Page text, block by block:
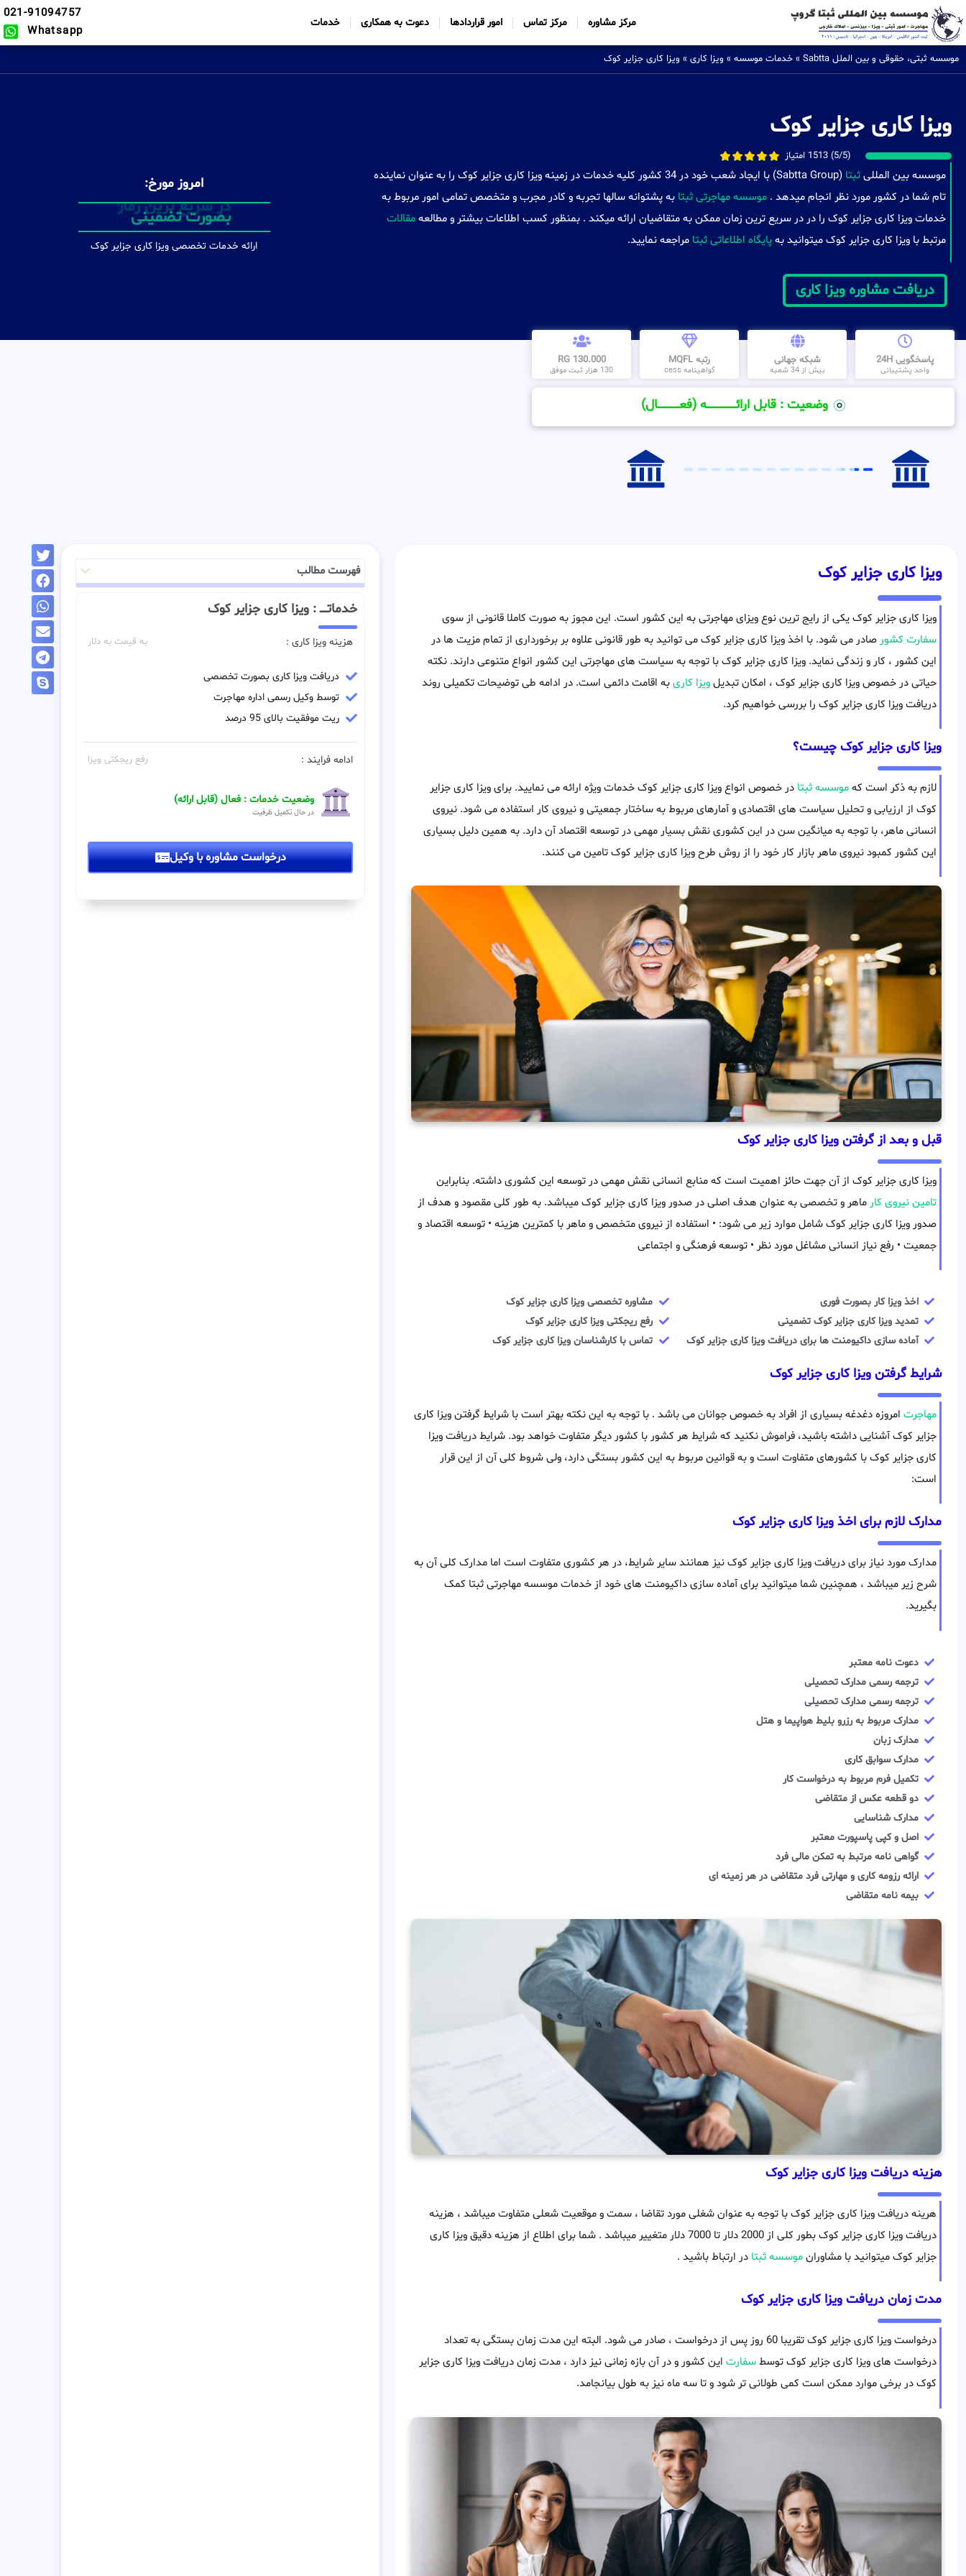
مرکز مشاوره مرکز تماس امور قراردادها دعوت به همکاری خدمات
021-91094757
Whatsapp
موسسه ثبتی، حقوقی و بین الملل Sabtta » خدمات موسسه » ویزا کاری » ویزا کاری جزایر کوک
ویزا کاری جزایر کوک
(5/5) 1513 امتیاز
موسسه بین المللیثبتا
(Sabtta Group) با ایجاد شعب خود در 34 کشور کلیه خدمات در زمینه ویزا کاری جزایر کوک را به عنوان نماینده
تام شما در کشور مورد نظر انجام میدهد . موسسه مهاجرتی ثبتا به پشتوانه سالها تجربه و کادر مجرب و متخصص تمامی امور مربوط به
خدمات ویزا کاری جزایر کوک را در در سریع ترین زمان ممکن به متقاضیان ارائه میکند . بمنظور کسب اطلاعات بیشتر و مطالعهمقالات
مرتبط با ویزا کاری جزایر کوک میتوانید بهپایگاه اطلاعاتی ثبتا مراجعه نمایید.
دریافت مشاوره ویزا کاری
امروز مورخ:
در سریع ترین زمان ممکن
ارائه خدمات تخصصی ویزا کاری جزایر کوک
پاسخگویی 24H
واحد پشتیبانی
شبکه جهانی
بیش از 34 شعبه
رتبه MQFL
گواهینامه cess
130.000 RG
130 هزار ثبت موفق
وضعیت : قابل ارائــــــــــــــــــــه (فعـــــــــــــــال)
ویزا کاری جزایر کوک
ویزا کاری جزایر کوک یکی از رایج ترین نوع ویزای مهاجرتی به این کشور است. این مجوز به صورت کاملا قانونی از سوی
سفارت کشور صادر می شود. با اخذ ویزا کاری جزایر کوک می توانید به طور قانونی علاوه بر برخورداری از تمام مزیت ها در
این کشور ، کار و زندگی نماید. ویزا کاری جزایر کوک با توجه به سیاست های مهاجرتی این کشور انواع متنوعی دارند. نکته
حیاتی در خصوص ویزا کاری جزایر کوک ، امکان تبدیلویزا کاریبه اقامت دائمی است. در ادامه طی توضیحات تکمیلی روند
دریافت ویزا کاری جزایر کوک را بررسی خواهیم کرد.
ویزا کاری جزایر کوک چیست؟
لازم به ذکر است کهموسسه ثبتا در خصوص انواع ویزا کاری جزایر کوک خدمات ویژه ارائه می نمایید. برای ویزا کاری جزایر
کوک از ارزیابی و تحلیل سیاست های اقتصادی و آمارهای مربوط به ساختار جمعیتی و نیروی کار استفاده می شود. نیروی
انسانی ماهر، با توجه به میانگین سن در این کشوری نقش بسیار مهمی در توسعه اقتصاد آن دارد. به همین دلیل بسیاری
این کشور کمبود نیروی ماهر بازار کار خود را از روش طرح ویزا کاری جزایر کوک تامین می کنند.
قبل و بعد از گرفتن ویزا کاری جزایر کوک
ویزا کاری جزایر کوک از آن جهت حائز اهمیت است که منابع انسانی نقش مهمی در توسعه این کشوری داشته. بنابراین
تامین نیروی کار ماهر و تخصصی به عنوان هدف اصلی در صدور ویزا کاری جزایر کوک میباشد. به طور کلی مقصود و هدف از
صدور ویزا کاری جزایر کوک شامل موارد زیر می شود: • استفاده از نیروی متخصص و ماهر با کمترین هزینه • توسعه اقتصاد و
جمعیت • رفع نیاز انسانی مشاغل مورد نظر • توسعه فرهنگی و اجتماعی
اخذ ویزا کار بصورت فوری
تمدید ویزا کاری جزایر کوک تضمینی
آماده سازی داکیومنت ها برای دریافت ویزا کاری جزایر کوک
مشاوره تخصصی ویزا کاری جزایر کوک
رفع ریجکتی ویزا کاری جزایر کوک
تماس با کارشناسان ویزا کاری جزایر کوک
شرایط گرفتن ویزا کاری جزایر کوک
مهاجرت امروزه دغدغه بسیاری از افراد به خصوص جوانان می باشد . با توجه به این نکته بهتر است با شرایط گرفتن ویزا کاری
جزایر کوک آشنایی داشته باشید، فراموش نکنید که شرایط هر کشور با کشور دیگر متفاوت خواهد بود. شرایط دریافت ویزا
کاری جزایر کوک با کشورهای متفاوت است و به قوانین مربوط به این کشور بستگی دارد، ولی شروط کلی آن از این قرار
است:
مدارک لازم برای اخذ ویزا کاری جزایر کوک
مدارک مورد نیاز برای دریافت ویزا کاری جزایر کوک نیز همانند سایر شرایط، در هر کشوری متفاوت است اما مدارک کلی آن به
شرح زیر میباشد ، همچنین شما میتوانید برای آماده سازی داکیومنت های خود از خدمات موسسه مهاجرتی ثبتا کمک
بگیرید.
دعوت نامه معتبر
ترجمه رسمی مدارک تحصیلی
ترجمه رسمی مدارک تحصیلی
مدارک مربوط به رزرو بلیط هواپیما و هتل
مدارک زبان
مدارک سوابق کاری
تکمیل فرم مربوط به درخواست کار
دو قطعه عکس از متقاضی
مدارک شناسایی
اصل و کپی پاسپورت معتبر
گواهی نامه مرتبط به تمکن مالی فرد
ارائه رزومه کاری و مهارتی فرد متقاضی در هر زمینه ای
بیمه نامه متقاضی
هزینه دریافت ویزا کاری جزایر کوک
هرینه دریافت ویزا کاری جزایر کوک با توجه به عنوان شغلی مورد تقاضا ، سمت و موقعیت شعلی متفاوت میباشد ، هزینه
دریافت ویزا کاری جزایر کوک بطور کلی از 2000 دلار تا 7000 دلار متغییر میباشد . شما برای اطلاع از هزینه دقیق ویزا کاری
جزایر کوک میتوانید با مشاورانموسسه ثبتا در ارتباط باشید .
مدت زمان دریافت ویزا کاری جزایر کوک
درخواست ویزا کاری جزایر کوک تقریبا 60 روز پس از درخواست ، صادر می شود. البته این مدت زمان بستگی به تعداد
درخواست های ویزا کاری جزایر کوک توسطسفارت این کشور و در آن بازه زمانی نیز دارد ، مدت زمان دریافت ویزا کاری جزایر
کوک در برخی موارد ممکن است کمی طولانی تر شود و تا سه ماه نیز به طول بیانجامد.
فهرست مطالب
خدماتـــــ : ویزا کاری جزایر کوک
هزینه ویزا کاری : به قیمت به دلار
دریافت ویزا کاری بصورت تخصصی
توسط وکیل رسمی اداره مهاجرت
ریت موفقیت بالای 95 درصد
ادامه فرایند : رفع ریجکتی ویزا
وضعیت خدمات : فعال (قابل ارائه)
در حال تکمیل ظرفیت
درخواست مشاوره با وکیل